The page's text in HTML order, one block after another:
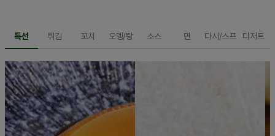
특선 튀김 꼬치 오뎅/탕 소스 면 다시/스프 디저트